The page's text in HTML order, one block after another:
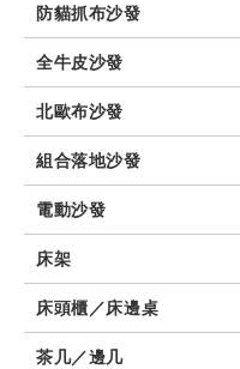
防貓抓布沙發
全牛皮沙發
北歐布沙發
組合落地沙發
電動沙發
床架
床頭櫃／床邊桌
茶几／邊几